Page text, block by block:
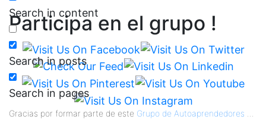
Search in content
Search in posts
Search in pages
Participa en el grupo !
Gracias por formar parte de este Grupo de Autoaprendedores